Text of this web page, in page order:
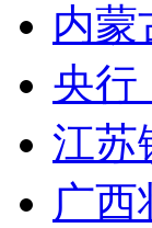
内蒙
央行
江苏
广